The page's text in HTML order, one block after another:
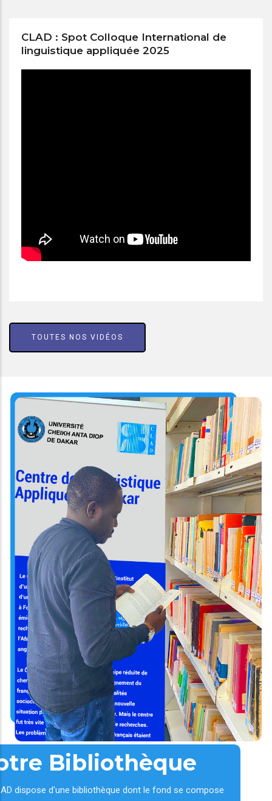
CLAD : Spot Colloque International de
linguistique appliquée 2025
TOUTES NOS VIDÉOS
Bibliothèque
dispose d'une bibliothèque dont le fond se compose